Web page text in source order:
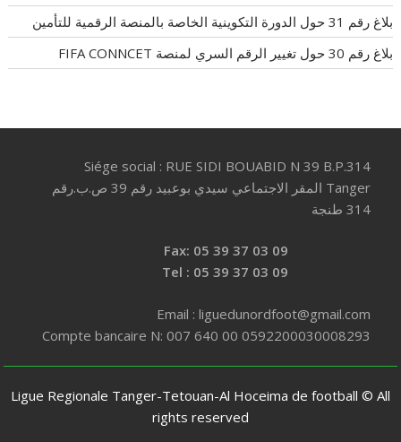
بلاغ رقم 31 حول الدورة التكوينية الخاصة بالمنصة الرقمية للتأمين
بلاغ رقم 30 حول تغيير الرقم السري لمنصة FIFA CONNCET
Siége social : RUE SIDI BOUABID N 39 B.P.314
Tanger المقر الاجتماعي سيدي بوعبيد رقم 39 ص.ب.رقم
314 طنجة
Email : liguedunordfoot@gmail.com
Compte bancaire N: 007 640 00 0592200030008293
Ligue Regionale Tanger-Tetouan-Al Hoceima de football © All
rights reserved